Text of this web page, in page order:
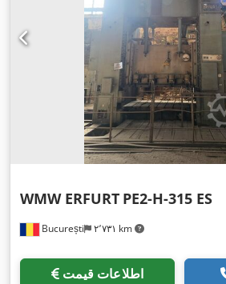
București ۲٬۷۳۱ km
WMW ERFURT PE2-H-315 ES
اطلاعات قیمت